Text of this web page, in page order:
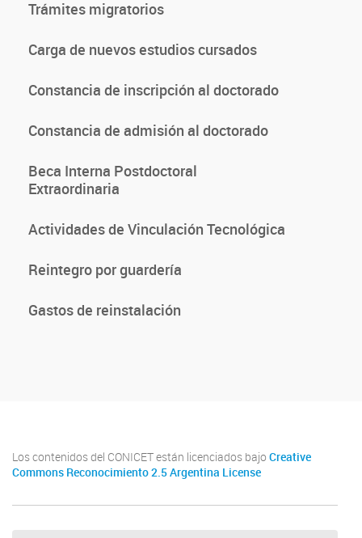
Trámites migratorios
Carga de nuevos estudios cursados
Constancia de inscripción al doctorado
Constancia de admisión al doctorado
Beca Interna Postdoctoral
Extraordinaria
Actividades de Vinculación Tecnológica
Reintegro por guardería
Gastos de reinstalación
Los contenidos del CONICET están licenciados bajo Creative
Commons Reconocimiento 2.5 Argentina License